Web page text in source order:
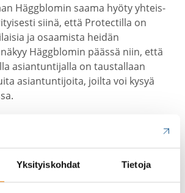
Yksityiskohdat Tietoja
Häggblomin saama hyöty yhteis­
siinä, että Protec­tilla on
ja osaamista heidän
Häggblomin päässä niin, että
asian­tun­ti­jalla on taustallaan
asian­tun­ti­joita, joilta voi kysyä
hyöty on se, että Protect on
myös muissa yrityk­sissä, ja
käyttöön.